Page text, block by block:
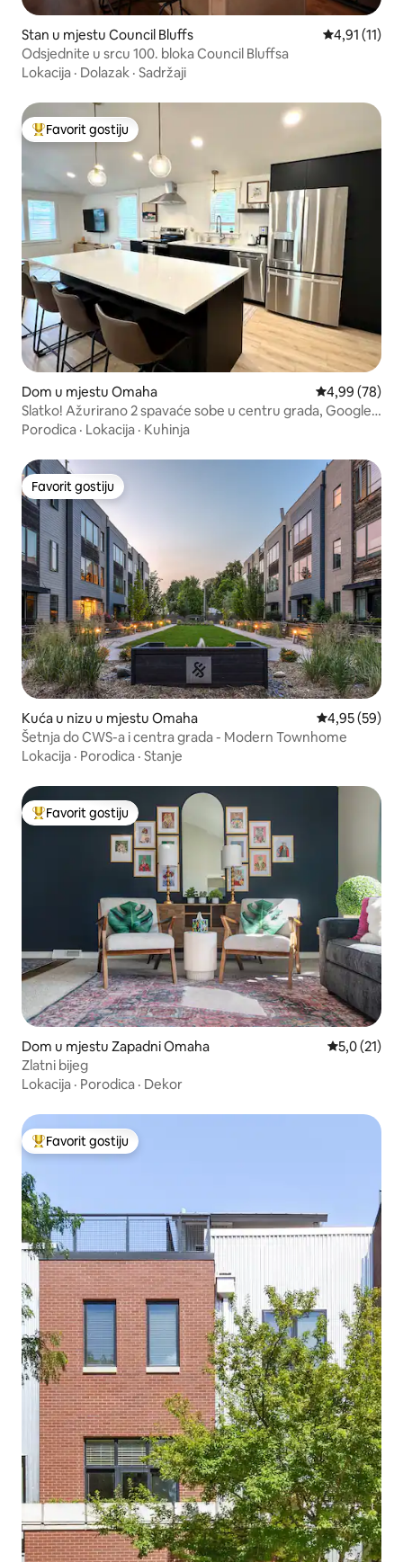
Stan u mjestu Council Bluffs Prosječna
4,91 (11)
Odsjednite u srcu 100. bloka Council Bluffsa
Lokacija · Dolazak · Sadržaji
Glavni favorit gostiju
Favorit gostiju
Dom u mjestu Omaha Prosječna
4,99 (78)
Slatko! Ažurirano 2 spavaće sobe u centru grada, Google
Fiber
Porodica · Lokacija · Kuhinja
Favorit gostiju
Favorit gostiju
Kuća u nizu u mjestu Omaha Prosječna
4,95 (59)
Šetnja do CWS-a i centra grada - Modern Townhome
Lokacija · Porodica · Stanje
Glavni favorit gostiju
Favorit gostiju
Dom u mjestu Zapadni Omaha Prosječna
5,0 (21)
Zlatni bijeg
Lokacija · Porodica · Dekor
Glavni favorit gostiju
Favorit gostiju